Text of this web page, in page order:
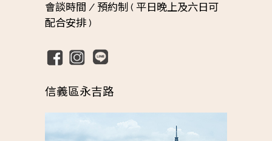
會談時間 / 預約制 ( 平日晚上及六日可
配合安排 )
信義區永吉路